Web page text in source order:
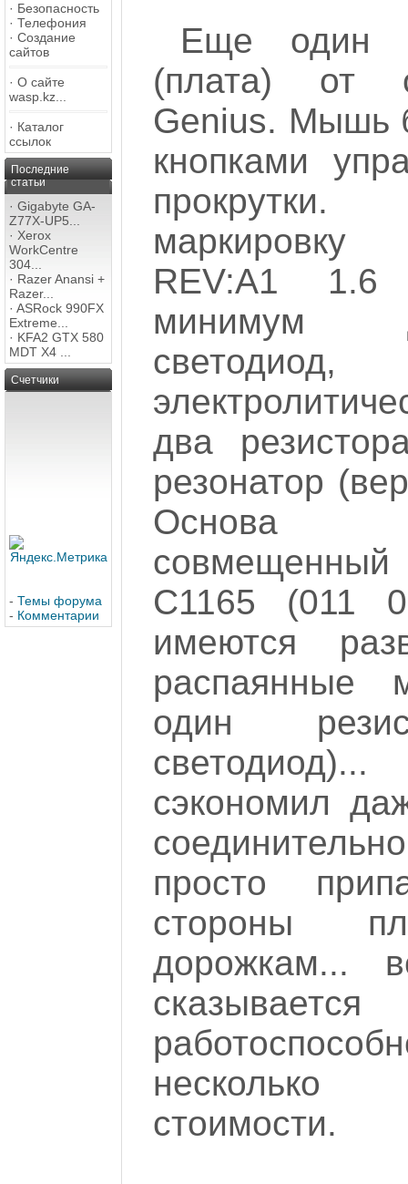
· Безопасность
· Телефония
· Создание
сайтов
· О сайте
wasp.kz...
· Каталог
ссылок
Последние
статьи
· Gigabyte GA-
Z77X-UP5...
· Xerox
WorkCentre
304...
· Razer Anansi +
Razer...
· ASRock 990FX
Extreme...
· KFA2 GTX 580
MDT X4 ...
Счетчики
- Темы форума
- Комментарии
Еще один
(плата) от
Genius. Мышь
кнопками
REV:A1
минимум
два
резонатор
Основа
совмещенный
С1165 (011
имеются
распаянные
один
сэкономил
просто
стороны
дорожкам...
несколько
стоимости.